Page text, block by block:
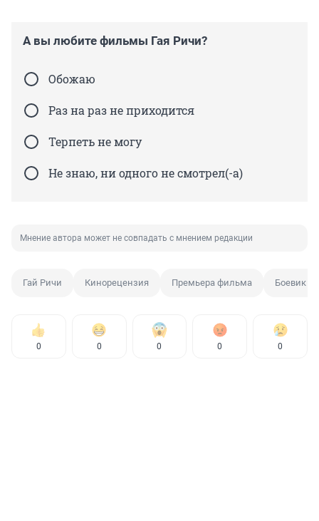
А вы любите фильмы Гая Ричи?
Обожаю
Раз на раз не приходится
Терпеть не могу
Не знаю, ни одного не смотрел(-а)
Мнение автора может не совпадать с мнением редакции
Гай Ричи Кинорецензия Премьера фильма Боевик
0 0 0 0 0